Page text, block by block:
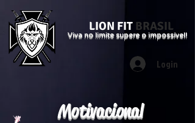
LION FIT BRASIL
Viva no limite supere o impossível!
Login
Motivacional